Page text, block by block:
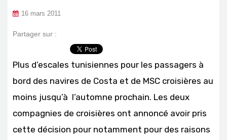
16 mars 2011
Partager sur :
Plus d’escales tunisiennes pour les passagers à
bord des navires de Costa et de MSC croisières au
moins jusqu’à l’automne prochain. Les deux
compagnies de croisières ont annoncé avoir pris
cette décision pour notamment pour des raisons